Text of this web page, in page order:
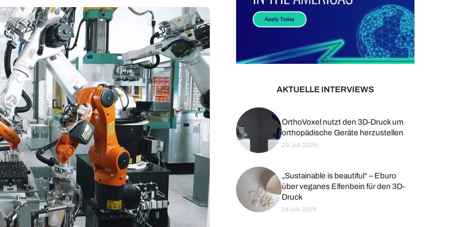
Business
Interviews
Rankings
Videos
AKTUELLE INTERVIEWS
OrthoVoxel nutzt den 3D-Druck um
orthopädische Geräte herzustellen
29. Juli 2026
„Sustainable is beautiful“ – Eburo
über veganes Elfenbein für den 3D-
Druck
24. Juli 2026